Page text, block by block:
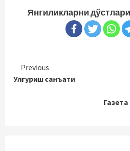
Янгиликларни
Continue
Reading
Previous
Улгуриш санъати